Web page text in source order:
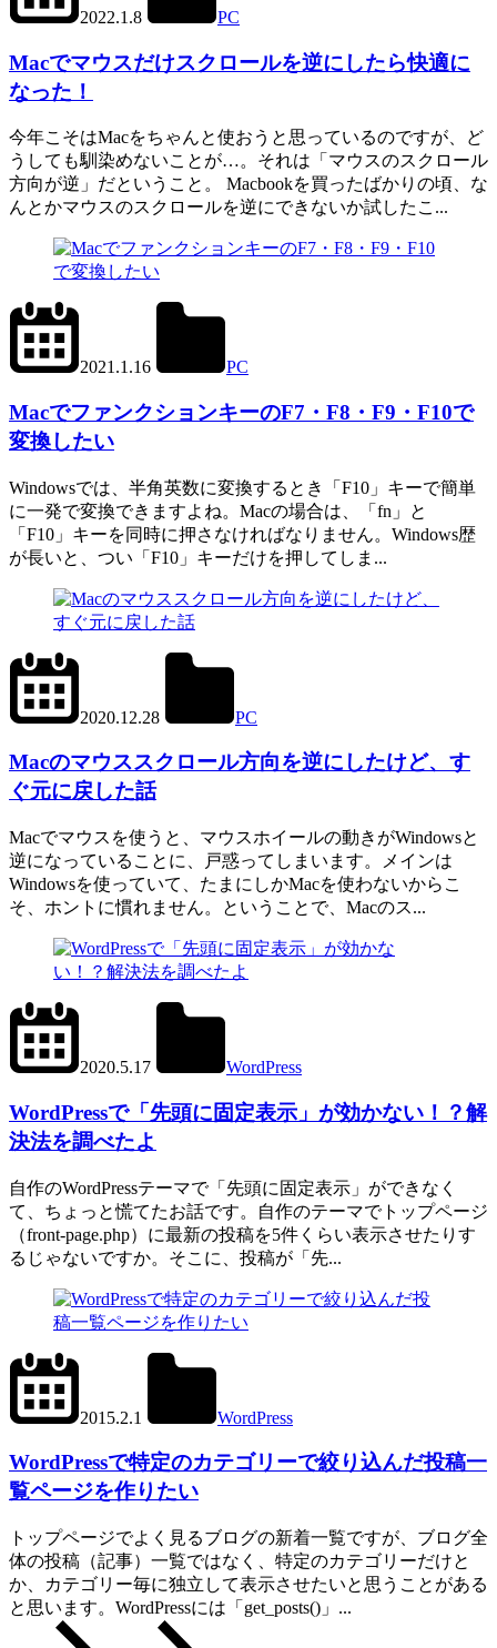
2022.1.8
PC
Reverser
Macでマウスだけスクロールを逆にしたら快適に
なった！
今年こそはMacをちゃんと使おうと思っているのですが、ど
うしても馴染めないことが…。それは「マウスのスクロール
方向が逆」だということ。 Macbookを買ったばかりの頃、な
んとかマウスのスクロールを逆にできないか試したこ...
2021.1.16
PC
MacでファンクションキーのF7・F8・F9・F10で
変換したい
Windowsでは、半角英数に変換するとき「F10」キーで簡単
に一発で変換できますよね。Macの場合は、「fn」と
「F10」キーを同時に押さなければなりません。Windows歴
が長いと、つい「F10」キーだけを押してしま...
2020.12.28
PC
Macのマウススクロール方向を逆にしたけど、す
ぐ元に戻した話
Macでマウスを使うと、マウスホイールの動きがWindowsと
逆になっていることに、戸惑ってしまいます。メインは
Windowsを使っていて、たまにしかMacを使わないからこ
そ、ホントに慣れません。ということで、Macのス...
2020.5.17
WordPress
WordPressで「先頭に固定表示」が効かない！？解
決法を調べたよ
自作のWordPressテーマで「先頭に固定表示」ができなく
て、ちょっと慌てたお話です。自作のテーマでトップページ
（front-page.php）に最新の投稿を5件くらい表示させたりす
るじゃないですか。そこに、投稿が「先...
2015.2.1
WordPress
WordPressで特定のカテゴリーで絞り込んだ投稿一
覧ページを作りたい
トップページでよく見るブログの新着一覧ですが、ブログ全
体の投稿（記事）一覧ではなく、特定のカテゴリーだけと
か、カテゴリー毎に独立して表示させたいと思うことがある
と思います。WordPressには「get_posts()」...